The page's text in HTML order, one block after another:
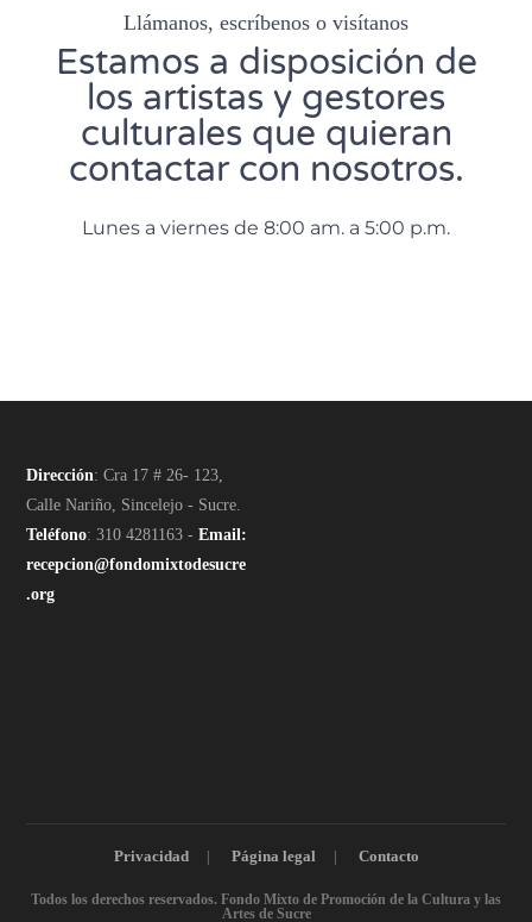
Llámanos, escríbenos o visítanos
Estamos a disposición de
los artistas y gestores
culturales que quieran
contactar con nosotros.
Lunes a viernes de 8:00 am. a 5:00 p.m.
Dirección: Cra 17 # 26- 123,
Calle Nariño, Sincelejo - Sucre.
Teléfono: 310 4281163 -Email:
recepcion@fondomixtodesucre
.org
Privacidad Página legal Contacto
Todos los derechos reservados. Fondo Mixto de Promoción de la Cultura y las
Artes de Sucre